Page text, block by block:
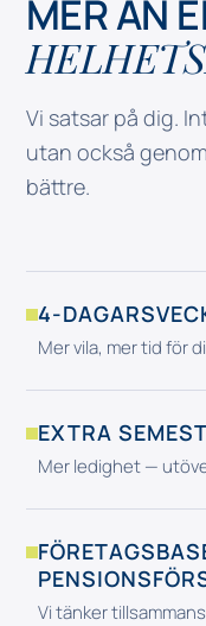
MER ÄN
Vi satsar på dig.
utan också
bättre.
4-
Mer vila, mer tid för
EXTRA
Mer ledighet —
Vi tänker